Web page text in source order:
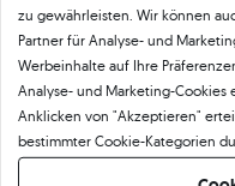
Produktkategorie
AnhängerBuchstaben Anhänger
Produktparameter:
zu gewährleisten. Wir können
Partner für Analyse- und
Werbeinhalte auf Ihre
Analyse- und Marketing-Cookies
Anklicken von "Akzeptieren"
bestimmter Cookie-Kategorien
möchten, klicken Sie auf "Lassen